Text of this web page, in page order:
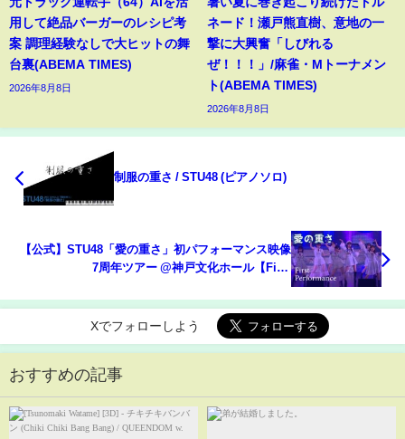
用して絶品バーガーのレシピ考
案 調理経験なしで大ヒットの舞
台裏(ABEMA TIMES)
2026年8月8日
ネード！瀬戸熊直樹、意地の一
撃に大興奮「しびれる
ぜ！！！」/麻雀・Mトーナメン
ト(ABEMA TIMES)
2026年8月8日
制服の重さ / STU48 (ピアノソロ)
【公式】STU48「愛の重さ」初パフォーマンス映像
7周年ツアー @神戸文化ホール【First
Xでフォローしよう
おすすめの記事